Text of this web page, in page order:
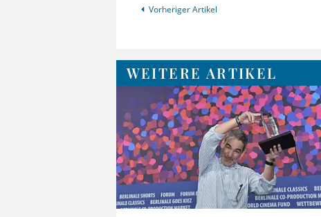
Vorheriger Artikel
WEITERE ARTIKEL